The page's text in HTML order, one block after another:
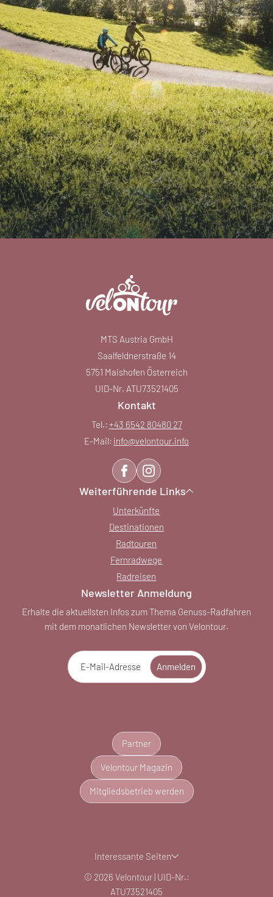
MTS Austria GmbH
Saalfeldnerstraße 14
5751 Maishofen Österreich
UID-Nr. ATU73521405
Kontakt
Tel.: +43 6542 80480 27
E-Mail: info@velontour.info
Weiterführende Links
Unterkünfte
Destinationen
Radtouren
Fernradwege
Radreisen
Newsletter Anmeldung
Erhalte die aktuellsten Infos zum Thema Genuss-Radfahren
mit dem monatlichen Newsletter von Velontour.
E-Mail-Adresse Anmelden
Partner
Velontour Magazin
Mitgliedsbetrieb werden
Interessante Seiten
© 2026 Velontour| UID-Nr.:
ATU73521405